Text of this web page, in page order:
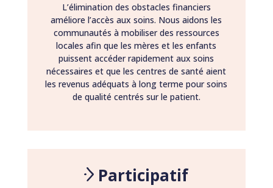
L’élimination des obstacles financiers
améliore l’accès aux soins. Nous aidons les
communautés à mobiliser des ressources
locales afin que les mères et les enfants
puissent accéder rapidement aux soins
nécessaires et que les centres de santé aient
les revenus adéquats à long terme pour soins
de qualité centrés sur le patient.
Participatif